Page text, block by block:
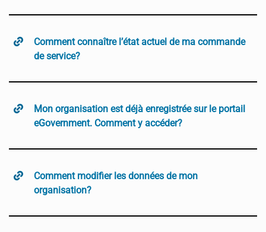
Comment connaître l’état actuel de ma commande
de service?
Mon organisation est déjà enregistrée sur le portail
eGovernment. Comment y accéder?
Comment modifier les données de mon
organisation?